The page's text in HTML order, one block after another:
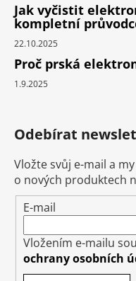
Jak vyčistit
kompletní
22.10.2025
Proč prská
1.9.2025
Odebírat
Vložte svůj e-mail a
o nových produktech
E-mail
Vložením e-mailu
ochrany osobních